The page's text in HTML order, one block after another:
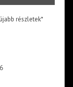
részletek*